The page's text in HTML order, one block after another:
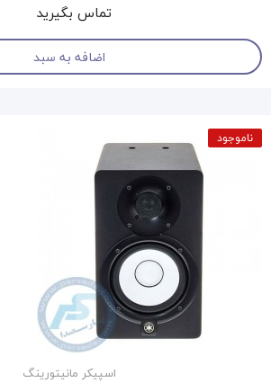
تماس بگیرید
اضافه به سبد
ناموجود
اسپیکر مانیتورینگ